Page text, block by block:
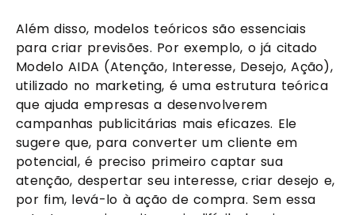
Além disso, modelos teóricos são essenciais
para criar previsões. Por exemplo, o já citado
Modelo AIDA (Atenção, Interesse, Desejo, Ação),
utilizado no marketing, é uma estrutura teórica
que ajuda empresas a desenvolverem
campanhas publicitárias mais eficazes. Ele
sugere que, para converter um cliente em
potencial, é preciso primeiro captar sua
atenção, despertar seu interesse, criar desejo e,
por fim, levá-lo à ação de compra. Sem essa